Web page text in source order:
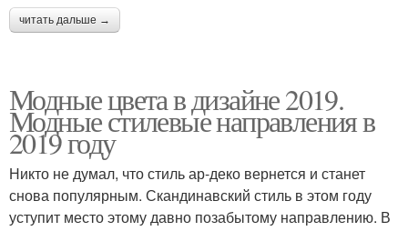
читать дальше →
Модные цвета в дизайне 2019.
Модные стилевые направления в
2019 году
Никто не думал, что стиль ар-деко вернется и станет
снова популярным. Скандинавский стиль в этом году
уступит место этому давно позабытому направлению. В